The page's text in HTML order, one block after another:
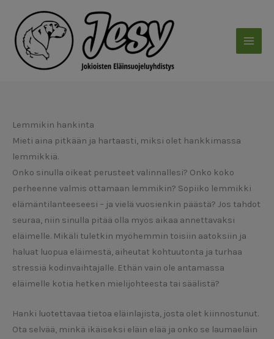
sisältöön
Lemmikin hankinta
Mieti aina pitkään ja hartaasti, miksi olet hankkimassa
lemmikkiä.
Onko sinulla oikeat perusteet valinnallesi? Onko koko
perheenne valmis ottamaan lemmikin? Sopiiko lemmikki
elämäntilanteeseesi – ja vielä vuosienkin päästä? Jos tahdot
seuraa, niin sinulla pitää olla myös aikaa annettavaksi
eläimelle. Mikäli tuletkin myöhemmin toisiin aatoksiin ja
haluat luopua eläimestä, aiheutat kohtuutonta ja turhaa
stressiä kodinvaihtajalle. Ethän vain ole antamassa
eläimelle kotia hetken mielijohteesta tai säälistä?
Hanki luotettavaa tietoa eläinlajista, josta olet kiinnostunut.
Ota selvää, minkä ikäiseksi eläin elää ja onko se laumaeläin